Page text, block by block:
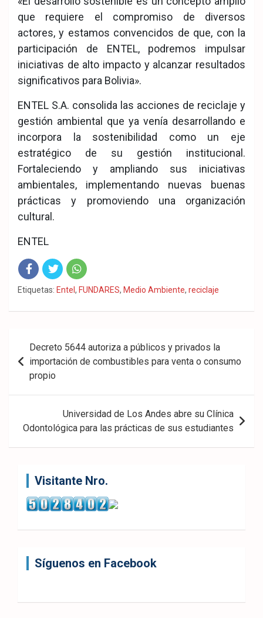
que requiere el compromiso de diversos
actores, y estamos convencidos de que, con la
participación de ENTEL, podremos impulsar
iniciativas de alto impacto y alcanzar resultados
significativos para Bolivia».
ENTEL S.A. consolida las acciones de reciclaje y
gestión ambiental que ya venía desarrollando e
incorpora la sostenibilidad como un eje
estratégico de su gestión institucional.
Fortaleciendo y ampliando sus iniciativas
ambientales, implementando nuevas buenas
prácticas y promoviendo una organización
cultural.
ENTEL
Fac
eb
Twit
ter
Wha
tsA
Etiquetas: Entel , FUNDARES, Medio Ambiente, reciclaje
Navegación
de
entradas
Decreto 5644 autoriza a públicos y privados la
importación de combustibles para venta o consumo
propio
Universidad de Los Andes abre su Clínica
Odontológica para las prácticas de sus estudiantes
Visitante Nro.
Síguenos en Facebook